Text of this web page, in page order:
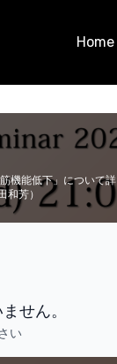
Home
機能低下」について詳
和芳）
せん。
い